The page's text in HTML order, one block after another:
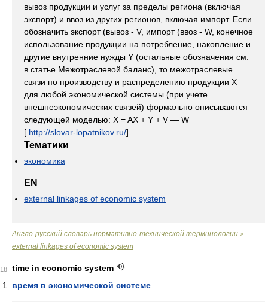
вывоз продукции и услуг за пределы региона (включая
экспорт) и ввоз из других регионов, включая импорт. Если
обозначить экспорт (вывоз - V, импорт (ввоз - W, конечное
использование продукции на потребление, накопление и
другие внутренние нужды Y (остальные обозначения см.
в статье Межотраслевой баланс), то межотраслевые
связи по производству и распределению продукции X
для любой экономической системы (при учете
внешнеэкономических связей) формально описываются
следующей моделью: X = AX + Y + V — W
[ http://slovar-lopatnikov.ru/]
Тематики
экономика
EN
external linkages of economic system
Англо-русский словарь нормативно-технической терминологии >
external linkages of economic system
18
time in economic system
время в экономической системе